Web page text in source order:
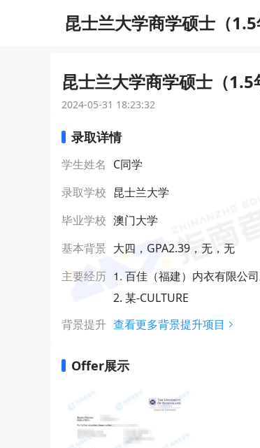
昆士兰大学商学硕士（
昆士兰大学商学硕士（
2024-05-31 18:23:32
录取详情
学生姓名 C同学
录取学校 昆士兰大学
毕业学校 澳门大学
基本背景 大四，GPA2.39，无，无
主要经历 1. 百佳（福建）内衣有限公
2. 某-CULTURE
背景提升 查看更多背景提升项目
Offer展示